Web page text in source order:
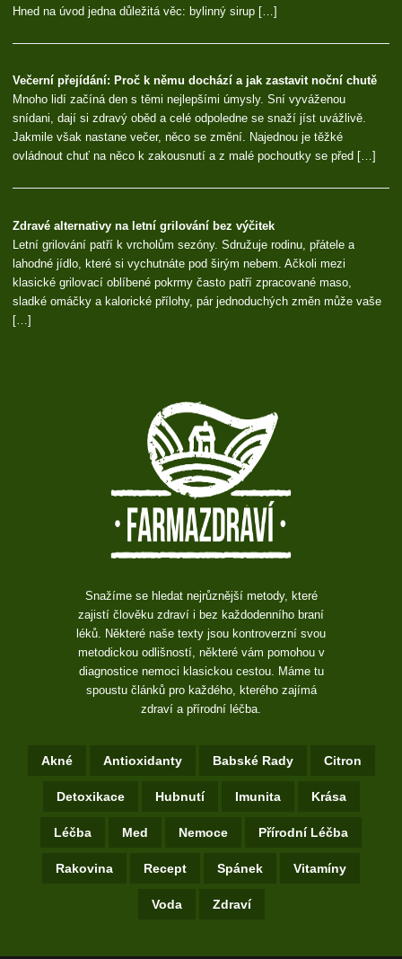
Hned na úvod jedna důležitá věc: bylinný sirup […]
Večerní přejídání: Proč k němu dochází a jak zastavit noční chutě
Mnoho lidí začíná den s těmi nejlepšími úmysly. Sní vyváženou
snídani, dají si zdravý oběd a celé odpoledne se snaží jíst uvážlivě.
Jakmile však nastane večer, něco se změní. Najednou je těžké
ovládnout chuť na něco k zakousnutí a z malé pochoutky se před […]
Zdravé alternativy na letní grilování bez výčitek
Letní grilování patří k vrcholům sezóny. Sdružuje rodinu, přátele a
lahodné jídlo, které si vychutnáte pod širým nebem. Ačkoli mezi
klasické grilovací oblíbené pokrmy často patří zpracované maso,
sladké omáčky a kalorické přílohy, pár jednoduchých změn může vaše
[…]
Snažíme se hledat nejrůznější metody, které
zajistí člověku zdraví i bez každodenního braní
léků. Některé naše texty jsou kontroverzní svou
metodickou odlišností, některé vám pomohou v
diagnostice nemoci klasickou cestou. Máme tu
spoustu článků pro každého, kterého zajímá
zdraví a přírodní léčba.
Akné Antioxidanty Babské Rady Citron
Detoxikace Hubnutí Imunita Krása
Léčba Med Nemoce Přírodní Léčba
Rakovina Recept Spánek Vitamíny
Voda Zdraví